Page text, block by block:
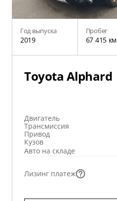
Год выпуска
2019
Пробег
67 415 км
Toyota Alphard
Двигатель
Трансмиссия
Привод
Кузов
Авто на складе
Лизинг платеж